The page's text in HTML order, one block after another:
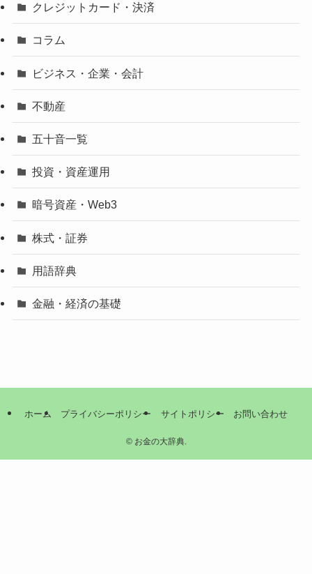
クレジットカード・決済
コラム
ビジネス・企業・会計
不動産
五十音一覧
投資・資産運用
暗号資産・Web3
株式・証券
用語辞典
金融・経済の基礎
ホーム プライバシーポリシー サイトポリシー お問い合わせ
©お金の大辞典.